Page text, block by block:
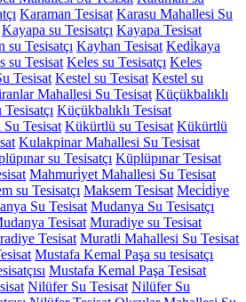
Karaman Tesisat Karasu Mahallesi Su
Kayapa su Tesisatçı Kayapa Tesisat
su Tesisatçı Kayhan Tesisat Kedi̇kaya
su Tesisat Keles su Tesisatçı Keles
Tesisat Kestel su Tesisat Kestel su
Mahallesi Su Tesisat Küçükbalıklı
Küçükbalıklı Tesisat
Tesisat Kükürtlü su Tesisat Kükürtlü
Kulakpinar Mahallesi Su Tesisat
su Tesisatçı Küplüpınar Tesisat
Mahmuri̇yet Mahallesi Su Tesisat
su Tesisatçı Maksem Tesisat Meci̇di̇ye
Su Tesisat Mudanya Su Tesisatçı
Tesisat Muradiye su Tesisat
Tesisat Muratli Mahallesi Su Tesisat
Mustafa Kemal Paşa su tesisatçı
Mustafa Kemal Paşa Tesisat
Nilüfer Su Tesisat Nilüfer Su